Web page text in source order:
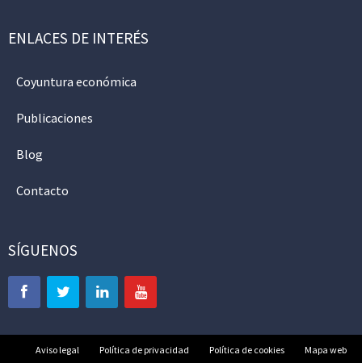
ENLACES DE INTERÉS
Coyuntura económica
Publicaciones
Blog
Contacto
SÍGUENOS
Aviso legal Política de privacidad Política de cookies Mapa web